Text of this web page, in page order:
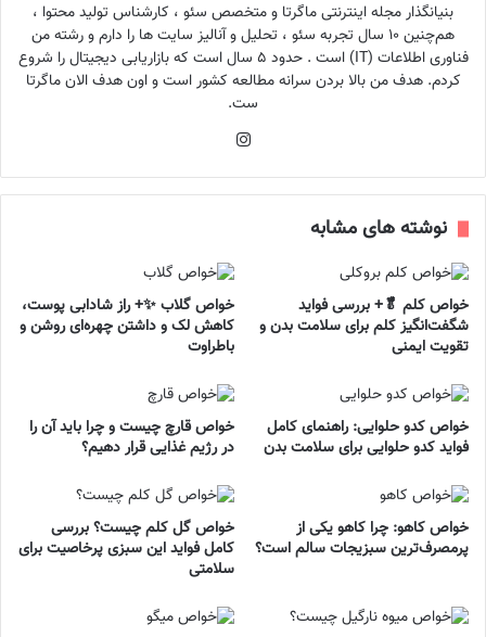
بنیانگذار مجله اینترنتی ماگرتا و متخصص سئو ، کارشناس تولید محتوا ،
هم‌چنین ۱۰ سال تجربه سئو ، تحلیل و آنالیز سایت ها را دارم و رشته من
فناوری اطلاعات (IT) است . حدود ۵ سال است که بازاریابی دیجیتال را شروع
کردم. هدف من بالا بردن سرانه مطالعه کشور است و اون هدف الان ماگرتا
ست.
نوشته های مشابه
خواص کلم 🥬+ بررسی فواید
شگفت‌انگیز کلم برای سلامت بدن و
تقویت ایمنی
خواص گلاب ✨+ راز شادابی پوست،
کاهش لک و داشتن چهره‌ای روشن و
باطراوت
خواص کدو حلوایی: راهنمای کامل
فواید کدو حلوایی برای سلامت بدن
خواص قارچ چیست و چرا باید آن را
در رژیم غذایی قرار دهیم؟
خواص کاهو: چرا کاهو یکی از
پرمصرف‌ترین سبزیجات سالم است؟
خواص گل کلم چیست؟ بررسی
کامل فواید این سبزی پرخاصیت برای
سلامتی